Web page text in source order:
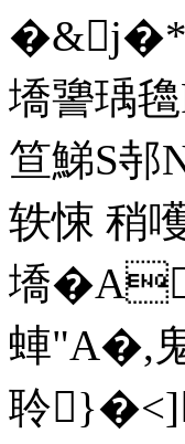
墧謽瑀
笪鮷S邿
轶悚 稍
墧�
蛼"A�,
聆